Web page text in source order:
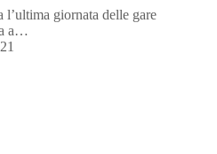
giornata delle gare
a…